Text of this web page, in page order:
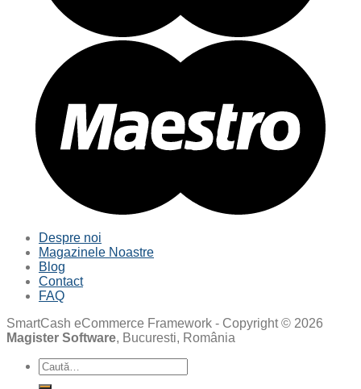
Despre noi
Magazinele Noastre
Blog
Contact
FAQ
SmartCash eCommerce Framework - Copyright © 2026
Magister Software, Bucuresti, România
Caută
după: